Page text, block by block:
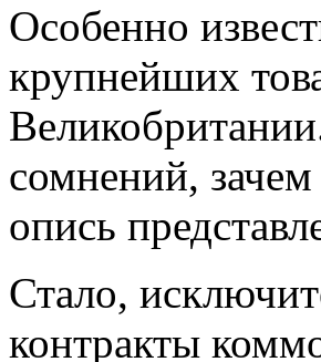
Особенно
крупнейших
сомнений,
опись
Стало,
контракты